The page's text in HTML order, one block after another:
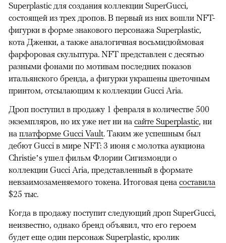
00:00 / 00:00
Superplastic для создания коллекции SuperGucci,
состоящей из трех дропов. В первый из них вошли NFT-
фигурки в форме знакового персонажа Superplastic,
кота Дженки, а также аналогичная восьмидюймовая
фарфоровая скульптура. NFT представлен с десятью
разными фонами по мотивам последних показов
итальянского бренда, а фигурки украшены цветочным
принтом, отсылающим к коллекции Gucci Aria.
Дроп поступил в продажу 1 февраля в количестве 500
экземпляров, но их уже нет ни на сайте Superplastic, ни
на платформе Gucci Vault. Таким же успешным был
дебют Gucci в мире NFT: 3 июня с молотка аукциона
Сhristie’s ушел фильм Флории Сигизмонди о
коллекции Gucci Aria, представленный в формате
невзаимозаменяемого токена. Итоговая цена составила
$25 тыс.
Когда в продажу поступит следующий дроп SuperGucci,
неизвестно, однако бренд объявил, что его героем
будет еще один персонаж Superplastic, кролик